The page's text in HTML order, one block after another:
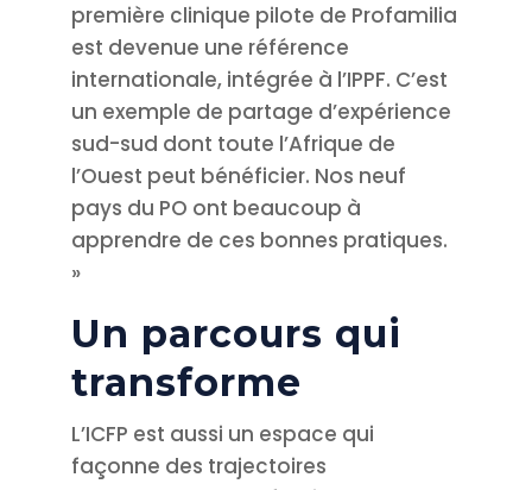
première clinique pilote de Profamilia
est devenue une référence
internationale, intégrée à l’IPPF. C’est
un exemple de partage d’expérience
sud-sud dont toute l’Afrique de
l’Ouest peut bénéficier. Nos neuf
pays du PO ont beaucoup à
apprendre de ces bonnes pratiques.
»
Un parcours qui
transforme
L’ICFP est aussi un espace qui
façonne des trajectoires